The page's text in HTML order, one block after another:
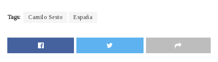
Tags: Camilo Sesto España